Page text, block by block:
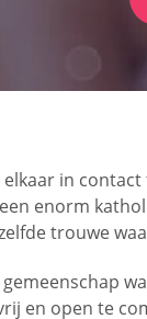
in
enorm
trouwe
en open te